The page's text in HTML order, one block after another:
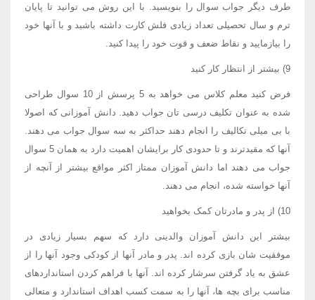
طرف دیگر جواب سوال را بنویسید. با این روش می توانید تا پایان
ترم و سال تحصیلی تعداد زیادی فلش کارت داشته باشید و با آنها خود
را بیازمایید و نقاط ضعف و قوت خود را پیدا کنید.
9) بیشتر از انتظار کار کنید
فرض کنید معلم کلاس می خواهد به 5 پرسش از 10 سوال طراحی
شده به عنوان تکلیف درسی تان جواب دهید. دانش آموزانی که اصولا
با بی میلی تکالیف را انجام دهند حداکثر به سه سوال جواب می دهند.
آنها که مقیدترند و تا حدودی کار برایشان اهمیت دارد به همان 5 سوال
جواب می دهند اما دانش آموزان ممتاز اکثر مواقع بیشتر از آنچه از
آنها خواسته شده، انجام می دهند.
10) از پدر و مادرتان کمک بخواهید
بیشتر این دانش آموزان والدینی دارد که سهم بسیار زیادی در
موفقیت شان بازی کرده اند. پدر و مادر آنها از کودکی وجود آنها را از
عشق به یاد گرفتن سرشار کرده اند. آنها با فراهم کردن استانداردهای
مناسب برای بچه ها، آنها را به سمت کسب اهداف استاندارد و متعالی